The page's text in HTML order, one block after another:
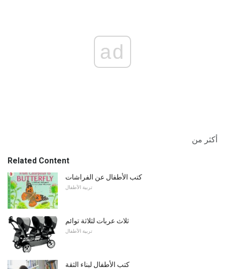
ad
أكثر من
Related Content
كتب الأطفال عن الفراشات
تربية الأطفال
ثلاث عربات لثلاثة توائم
تربية الأطفال
كتب الأطفال لبناء الثقة